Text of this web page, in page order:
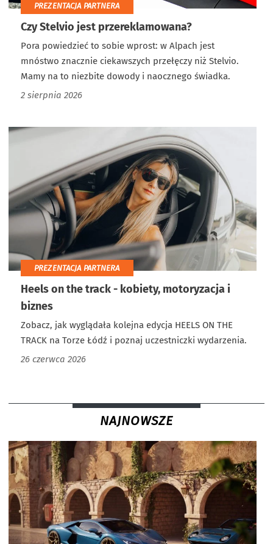
PREZENTACJA PARTNERA
Czy Stelvio jest przereklamowana?
Pora powiedzieć to sobie wprost: w Alpach jest
mnóstwo znacznie ciekawszych przełęczy niż Stelvio.
Mamy na to niezbite dowody i naocznego świadka.
2 sierpnia 2026
PREZENTACJA PARTNERA
Heels on the track - kobiety, motoryzacja i
biznes
Zobacz, jak wyglądała kolejna edycja HEELS ON THE
TRACK na Torze Łódź i poznaj uczestniczki wydarzenia.
26 czerwca 2026
NAJNOWSZE